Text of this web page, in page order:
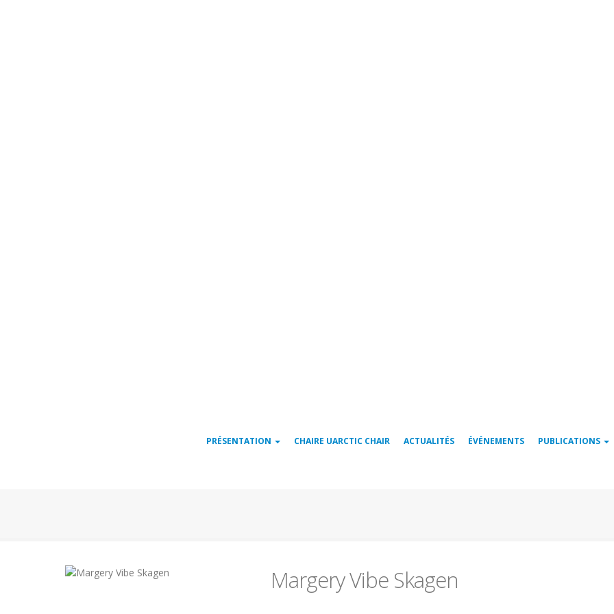
Navigation
PRÉSENTATION CHAIRE UARCTIC CHAIR ACTUALITÉS ÉVÉNEMENTS PUBLICATIONS
Margery Vibe Skagen